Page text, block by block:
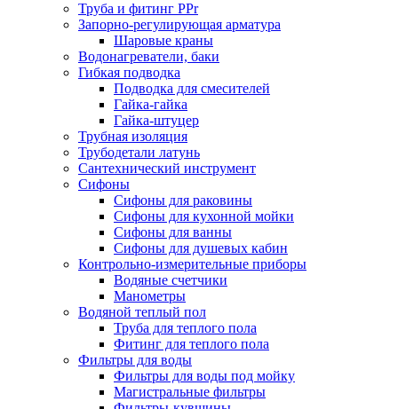
Труба и фитинг PPr
Запорно-регулирующая арматура
Шаровые краны
Водонагреватели, баки
Гибкая подводка
Подводка для смесителей
Гайка-гайка
Гайка-штуцер
Трубная изоляция
Трубодетали латунь
Сантехнический инструмент
Сифоны
Сифоны для раковины
Сифоны для кухонной мойки
Сифоны для ванны
Сифоны для душевых кабин
Контрольно-измерительные приборы
Водяные счетчики
Манометры
Водяной теплый пол
Труба для теплого пола
Фитинг для теплого пола
Фильтры для воды
Фильтры для воды под мойку
Магистральные фильтры